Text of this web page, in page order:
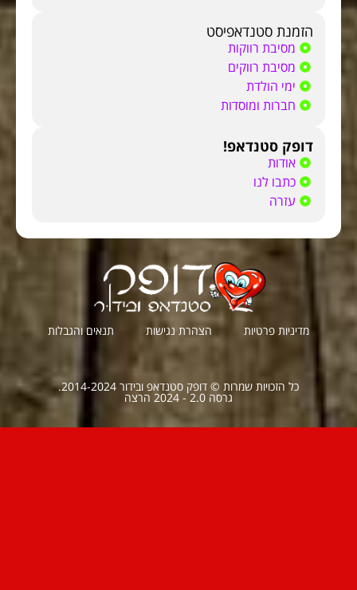
הזמנת סטנדאפיסט
מסיבת רווקות
מסיבת רווקים
ימי הולדת
חברות ומוסדות
דופק סטנדאפ!
אודות
כתבו לנו
עזרה
מדיניות פרטיות הצהרת נגישות תנאים והגבלות
כל הזכויות שמרות © דופק סטנדאפ ובידור 2014-2024.
גרסה 2.0 - 2024 הרצה